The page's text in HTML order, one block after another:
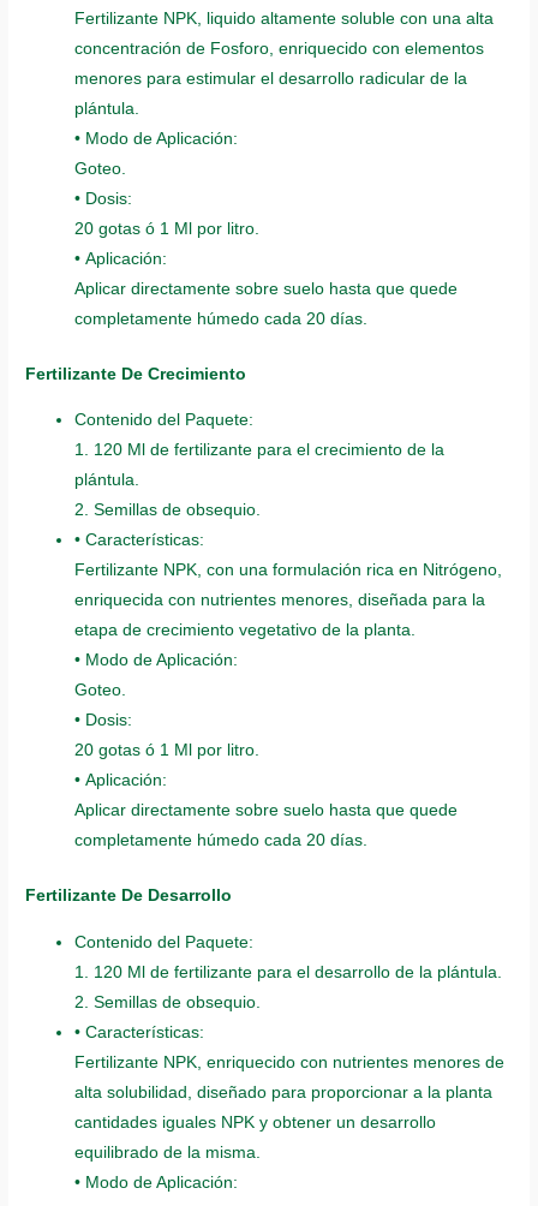
Fertilizante NPK, liquido altamente soluble con una alta
concentración de Fosforo, enriquecido con elementos
menores para estimular el desarrollo radicular de la
plántula.
• Modo de Aplicación:
Goteo.
• Dosis:
20 gotas ó 1 Ml por litro.
• Aplicación:
Aplicar directamente sobre suelo hasta que quede
completamente húmedo cada 20 días.
Fertilizante De Crecimiento
Contenido del Paquete:
1. 120 Ml de fertilizante para el crecimiento de la
plántula.
2. Semillas de obsequio.
• Características:
Fertilizante NPK, con una formulación rica en Nitrógeno,
enriquecida con nutrientes menores, diseñada para la
etapa de crecimiento vegetativo de la planta.
• Modo de Aplicación:
Goteo.
• Dosis:
20 gotas ó 1 Ml por litro.
• Aplicación:
Aplicar directamente sobre suelo hasta que quede
completamente húmedo cada 20 días.
Fertilizante De Desarrollo
Contenido del Paquete:
1. 120 Ml de fertilizante para el desarrollo de la plántula.
2. Semillas de obsequio.
• Características:
Fertilizante NPK, enriquecido con nutrientes menores de
alta solubilidad, diseñado para proporcionar a la planta
cantidades iguales NPK y obtener un desarrollo
equilibrado de la misma.
• Modo de Aplicación: